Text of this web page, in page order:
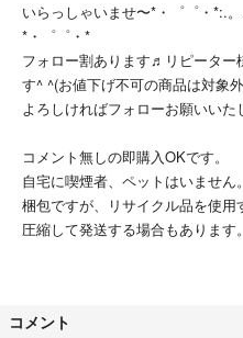
いらっしゃいませ〜*・゜゜・*:.
*・゜゜・*
フォロー割あります♬リピーター
す^ ^(お値下げ不可の商品は対象
よろしければフォローお願いい
コメント無しの即購入OKです。
自宅に喫煙者、ペットはいません。
梱包ですが、リサイクル品を使用
圧縮して発送する場合もあります。
商品は全て自宅保管になる為、
いいね！を頂いてても削除して再
コメント